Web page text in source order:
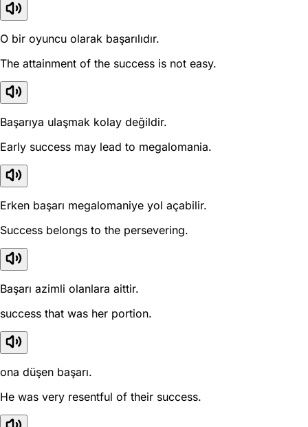
O bir oyuncu olarak başarılıdır.
The attainment of the success is not easy.
Başarıya ulaşmak kolay değildir.
Early success may lead to megalomania.
Erken başarı megalomaniye yol açabilir.
Success belongs to the persevering.
Başarı azimli olanlara aittir.
success that was her portion.
ona düşen başarı.
He was very resentful of their success.